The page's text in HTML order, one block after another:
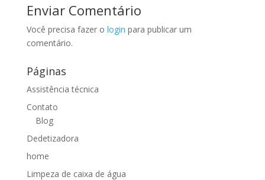
Enviar Comentário
Você precisa fazer o login para publicar um
comentário.
Páginas
Assistência técnica
Contato
Blog
Dedetizadora
home
Limpeza de caixa de água